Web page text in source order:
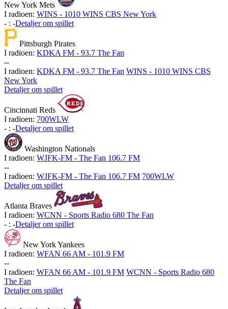
New York Mets
I radioen: WINS - 1010 WINS CBS New York
- : -Detaljer om spillet
Pittsburgh Pirates
I radioen: KDKA FM - 93.7 The Fan
--
I radioen: KDKA FM - 93.7 The Fan WINS - 1010 WINS CBS
New York
Detaljer om spillet
Cincinnati Reds
I radioen: 700WLW
- : -Detaljer om spillet
Washington Nationals
I radioen: WJFK-FM - The Fan 106.7 FM
--
I radioen: WJFK-FM - The Fan 106.7 FM 700WLW
Detaljer om spillet
Atlanta Braves
I radioen: WCNN - Sports Radio 680 The Fan
- : -Detaljer om spillet
New York Yankees
I radioen: WFAN 66 AM - 101.9 FM
--
I radioen: WFAN 66 AM - 101.9 FM WCNN - Sports Radio 680
The Fan
Detaljer om spillet